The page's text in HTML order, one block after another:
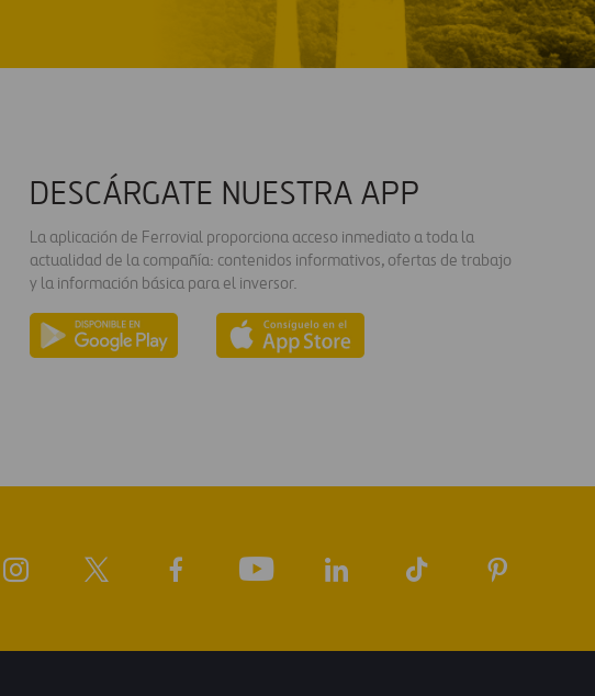
DESCÁRGATE NUESTRA APP
La aplicación de Ferrovial proporciona acceso inmediato a toda la
actualidad de la compañía: contenidos informativos, ofertas de trabajo
y la información básica para el inversor.